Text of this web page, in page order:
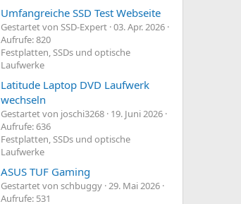
Umfangreiche SSD Test Webseite
Gestartet von SSD-Expert 03. Apr. 2026
Aufrufe: 820
Festplatten, SSDs und optische
Laufwerke
Latitude Laptop DVD Laufwerk
wechseln
Gestartet von joschi3268 19. Juni 2026
Aufrufe: 636
Festplatten, SSDs und optische
Laufwerke
ASUS TUF Gaming
Gestartet von schbuggy 29. Mai 2026
Aufrufe: 531